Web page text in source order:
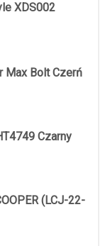
XDS002
Max Bolt Czerń
Czarny
(LCJ-22-